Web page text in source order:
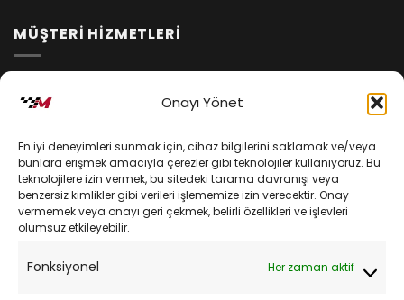
Onayı Yönet
En iyi deneyimleri sunmak için, cihaz bilgilerini saklamak ve/veya
bunlara erişmek amacıyla çerezler gibi teknolojiler kullanıyoruz. Bu
teknolojilere izin vermek, bu sitedeki tarama davranışı veya
benzersiz kimlikler gibi verileri işlememize izin verecektir. Onay
vermemek veya onayı geri çekmek, belirli özellikleri ve işlevleri
olumsuz etkileyebilir.
Fonksiyonel Her zaman aktif
MÜŞTERİ HİZMETLERİ
Kişisel Verilerin Korunması
Mesafeli Satış Sözleşmesi